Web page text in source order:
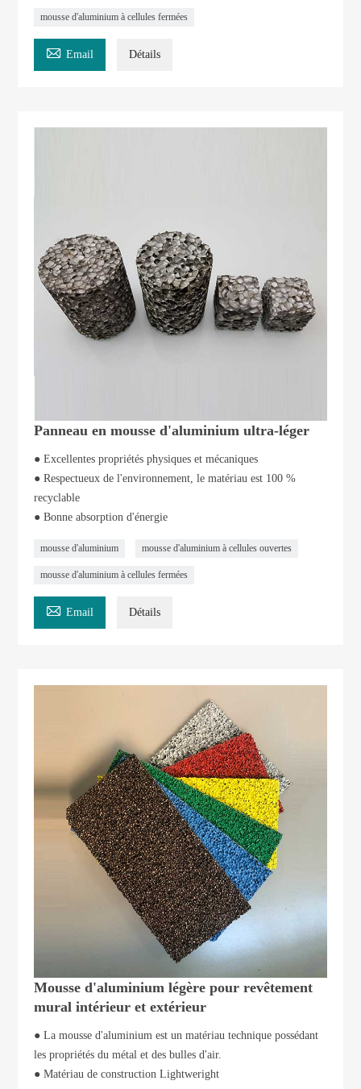
mousse d'aluminium à cellules fermées
 Email Détails
Panneau en mousse d'aluminium ultra-léger
● Excellentes propriétés physiques et mécaniques
● Respectueux de l'environnement, le matériau est 100 %
recyclable
● Bonne absorption d'énergie
mousse d'aluminium mousse d'aluminium à cellules ouvertes
mousse d'aluminium à cellules fermées
 Email Détails
Mousse d'aluminium légère pour revêtement
mural intérieur et extérieur
● La mousse d'aluminium est un matériau technique possédant
les propriétés du métal et des bulles d'air.
● Matériau de construction Lightweright